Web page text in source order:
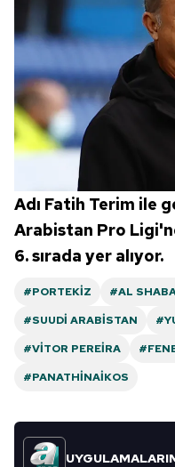
Adı Fatih Terim ile
Arabistan Pro
6. sırada yer alıyor.
#PORTEKIZ #AL
#SUUDI ARABISTAN
#VITOR PEREIRA
#PANATHINAIKOS